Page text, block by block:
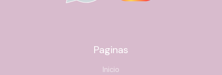
Paginas
Inicio